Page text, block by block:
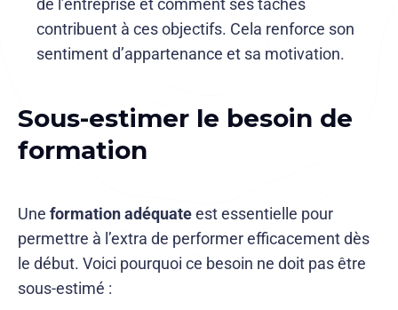
de l’entreprise et comment ses tâches
contribuent à ces objectifs. Cela renforce son
sentiment d’appartenance et sa motivation.
Sous-estimer le besoin de
formation
Une formation adéquateest essentielle pour
permettre à l’extra de performer efficacement dès
le début. Voici pourquoi ce besoin ne doit pas être
sous-estimé :